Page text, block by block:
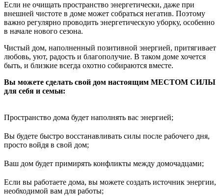
Если не очищать пространство энергетически, даже при
внешней чистоте в доме может собраться негатив. Поэтому
важно регулярно проводить энергетическую уборку, особенно
в начале нового сезона.
Чистый дом, наполненный позитивной энергией, притягивает
любовь, уют, радость и благополучие. В таком доме хочется
быть, и близкие всегда охотно собираются вместе.
Вы можете сделать свой дом настоящим МЕСТОМ СИЛЫ
для себя и семьи:
Пространство дома будет наполнять вас энергией;
Вы будете быстро восстанавливать силы после рабочего дня,
просто войдя в свой дом;
Ваш дом будет примирять конфликты между домочадцами;
Если вы работаете дома, вы можете создать источник энергии,
необходимой вам для работы;